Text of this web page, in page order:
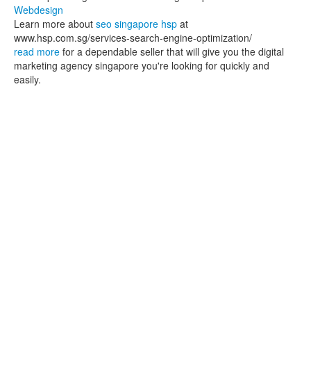
Webdesign
Learn more about seo singapore hsp at
www.hsp.com.sg/services-search-engine-optimization/
read more for a dependable seller that will give you the digital
marketing agency singapore you're looking for quickly and
easily.